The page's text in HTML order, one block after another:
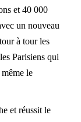
et 40 000
un nouveau
à tour les
Parisiens qui
le
et réussit le